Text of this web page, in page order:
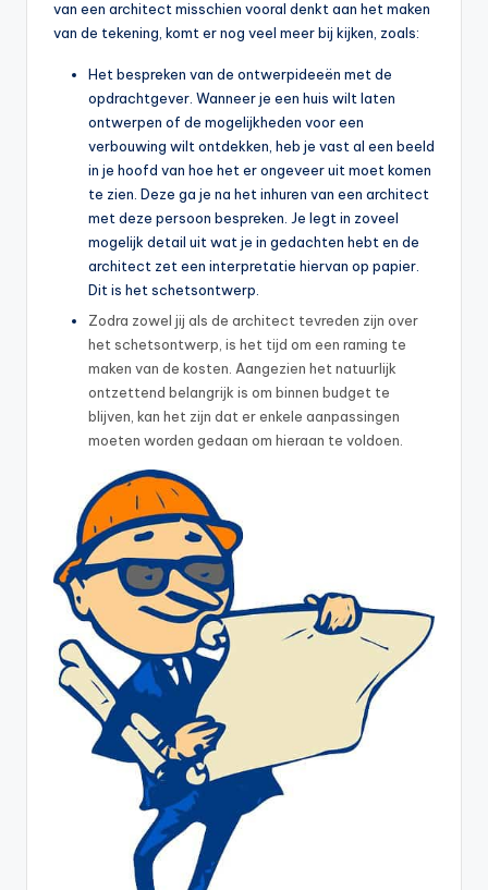
van een architect misschien vooral denkt aan het maken
van de tekening, komt er nog veel meer bij kijken, zoals:
Het bespreken van de ontwerpideeën met de
opdrachtgever. Wanneer je een huis wilt laten
ontwerpen of de mogelijkheden voor een
verbouwing wilt ontdekken, heb je vast al een beeld
in je hoofd van hoe het er ongeveer uit moet komen
te zien. Deze ga je na het inhuren van een architect
met deze persoon bespreken. Je legt in zoveel
mogelijk detail uit wat je in gedachten hebt en de
architect zet een interpretatie hiervan op papier.
Dit is het schetsontwerp.
Zodra zowel jij als de architect tevreden zijn over
het schetsontwerp, is het tijd om een raming te
maken van de kosten. Aangezien het natuurlijk
ontzettend belangrijk is om binnen budget te
blijven, kan het zijn dat er enkele aanpassingen
moeten worden gedaan om hieraan te voldoen.